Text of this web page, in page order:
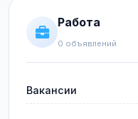
Работа
0 объявлений
Вакансии